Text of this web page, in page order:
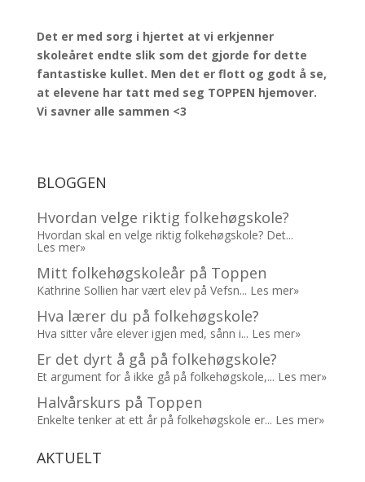
Det er med sorg i hjertet at vi erkjenner
skoleåret endte slik som det gjorde for dette
fantastiske kullet. Men det er flott og godt å se,
at elevene har tatt med seg TOPPEN hjemover.
Vi savner alle sammen <3
BLOGGEN
Hvordan velge riktig folkehøgskole?
Hvordan skal en velge riktig folkehøgskole? Det...
Les mer»
Mitt folkehøgskoleår på Toppen
Kathrine Sollien har vært elev på Vefsn... Les mer»
Hva lærer du på folkehøgskole?
Hva sitter våre elever igjen med, sånn i... Les mer»
Er det dyrt å gå på folkehøgskole?
Et argument for å ikke gå på folkehøgskole,... Les mer»
Halvårskurs på Toppen
Enkelte tenker at ett år på folkehøgskole er... Les mer»
AKTUELT